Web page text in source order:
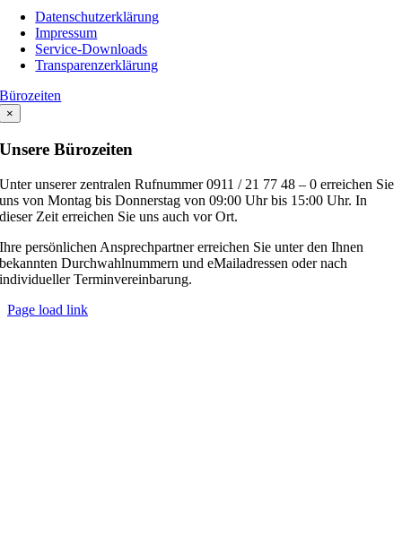
NavigationDatenschutzerklärung
Impressum
Service-Downloads
Transparenzerklärung
Bürozeiten
×
Unsere Bürozeiten
Unter unserer zentralen Rufnummer 0911 / 21 77 48 – 0 erreichen Sie
uns von Montag bis Donnerstag von 09:00 Uhr bis 15:00 Uhr. In
dieser Zeit erreichen Sie uns auch vor Ort.
Ihre persönlichen Ansprechpartner erreichen Sie unter den Ihnen
bekannten Durchwahlnummern und eMailadressen oder nach
individueller Terminvereinbarung.
Page load link